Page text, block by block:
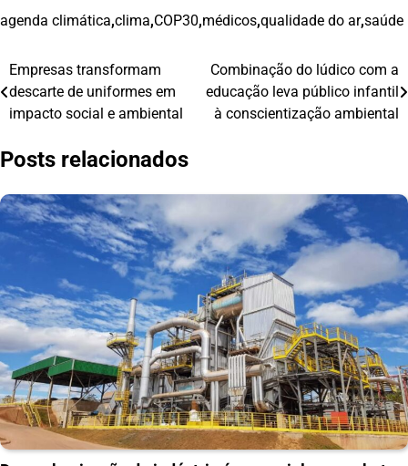
agenda climática,clima,COP30,médicos,qualidade do ar,saúde
Navegação
de
Empresas transformam
descarte de uniformes em
impacto social e ambiental
Combinação do lúdico com a
educação leva público infantil
à conscientização ambiental
Posts relacionados